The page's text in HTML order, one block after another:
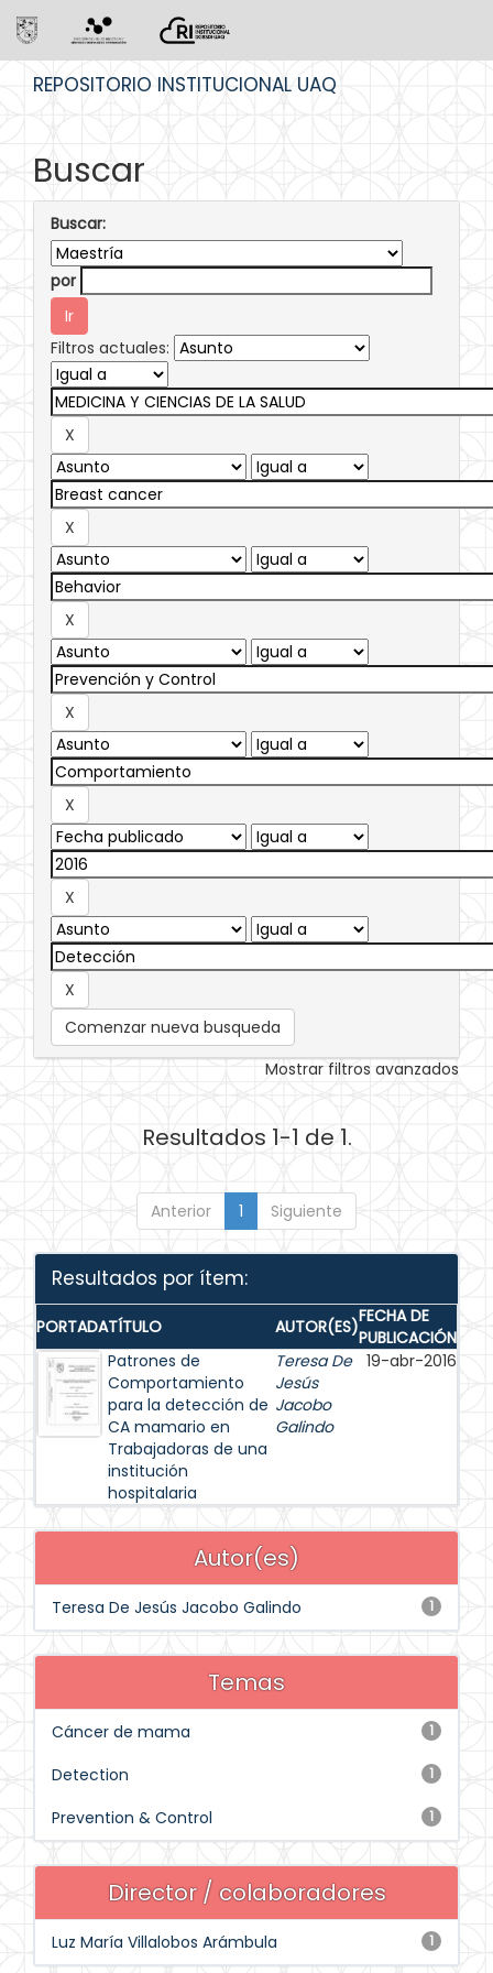
REPOSITORIO INSTITUCIONAL UAQ
Buscar
Buscar:
por
Filtros actuales:
Comenzar nueva busqueda
Mostrar filtros avanzados
Resultados 1-1 de 1.
Anterior 1 Siguiente
Resultados por ítem:
PORTADATÍTULO AUTOR(ES)FECHA DE
PUBLICACIÓN
Patrones de
Comportamiento
para la detección de
CA mamario en
Trabajadoras de una
institución
hospitalaria
Teresa De
Jesús
Jacobo
Galindo
19-abr-2016
Autor(es)
1
Teresa De Jesús Jacobo Galindo
Temas
1
Cáncer de mama
1
Detection
1
Prevention & Control
Director / colaboradores
1
Luz María Villalobos Arámbula